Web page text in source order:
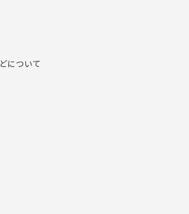
について